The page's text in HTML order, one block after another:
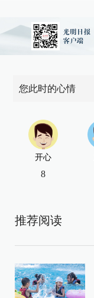
您此时的心情
开心
8
推荐阅读